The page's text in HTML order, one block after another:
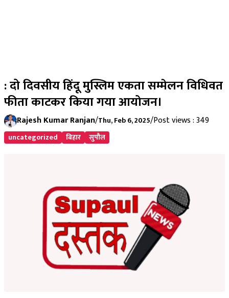
: दो दिवसीय हिंदू मुस्लिम एकता सम्मेलन विधिवत
फीता काटकर किया गया आयोजन।
Rajesh Kumar Ranjan/Thu, Feb 6, 2025/Post views : 349
uncategorized बिहार सुपौल